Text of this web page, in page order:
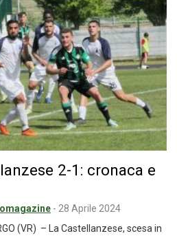
2-1: cronaca e
- 28 Aprile 2024
(VR) – La Castellanzese, scesa in